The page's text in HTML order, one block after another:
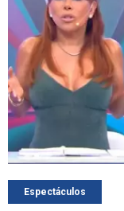
Espectáculos